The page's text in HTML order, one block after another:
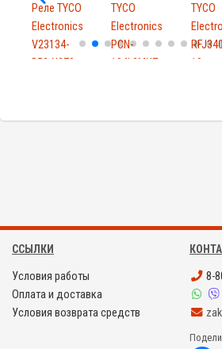
Реле TYCO
Electronics
V23134-
B52-X270
TYCO
Electronics
PCN-
104L3MHZ-
TYCO
10шт.
ССЫЛКИ
Условия работы
Оплата и доставка
Условия возврата средств
8-